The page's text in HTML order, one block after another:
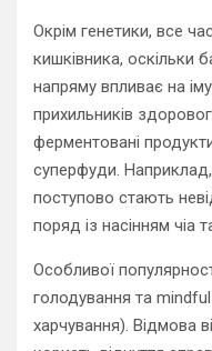
Окрім генетики, все
кишківника, оскільки
напряму впливає на
прихильників
ферментовані
суперфуди. Наприклад,
поступово стають
поряд із насінням чіа
Особливої
голодування та
харчування). Відмова